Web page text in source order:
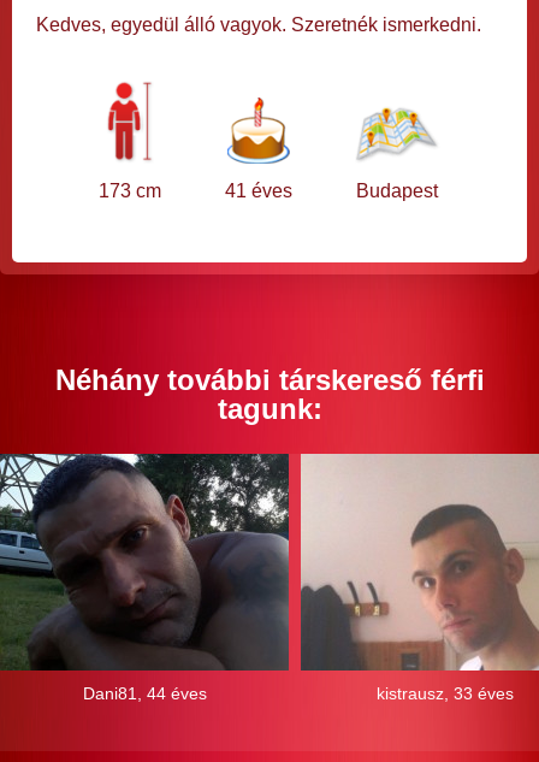
Kedves, egyedül álló vagyok. Szeretnék ismerkedni.
173 cm 41 éves Budapest
Néhány további társkereső férfi
tagunk:
Dani81, 44 éves kistrausz, 33 éves